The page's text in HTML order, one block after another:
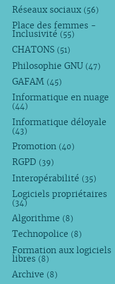
Réseaux sociaux (56)
Place des femmes -
Inclusivité (55)
CHATONS (51)
Philosophie GNU (47)
GAFAM (45)
Informatique en nuage
(44)
Informatique déloyale
(43)
Promotion (40)
RGPD (39)
Interopérabilité (35)
Logiciels propriétaires
(34)
Algorithme (8)
Technopolice (8)
Formation aux logiciels
libres (8)
Archive (8)